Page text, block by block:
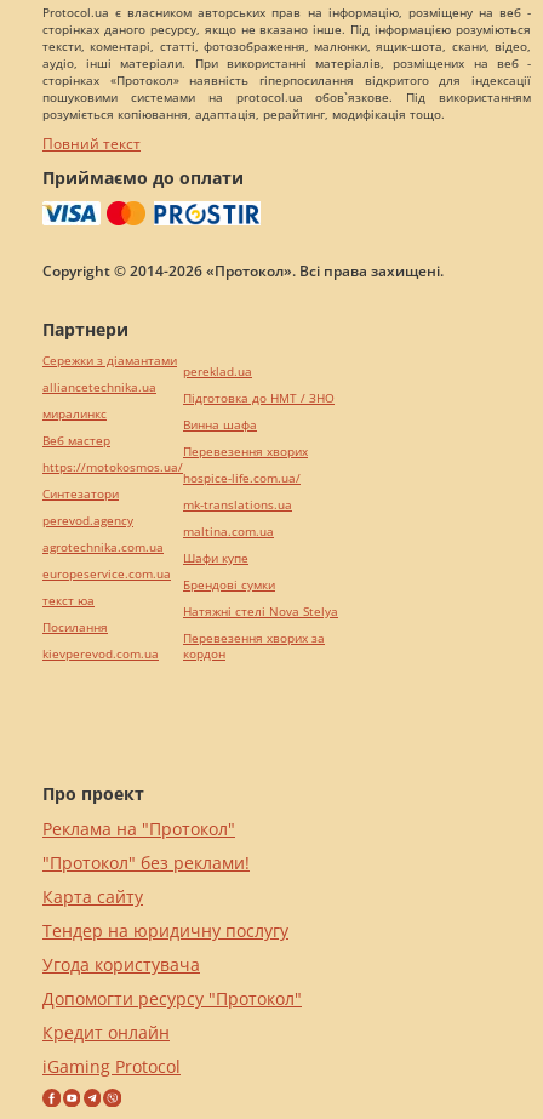
Protocol.ua є власником авторських прав на інформацію, розміщену на веб -
сторінках даного ресурсу, якщо не вказано інше. Під інформацією розуміються
тексти, коментарі, статті, фотозображення, малюнки, ящик-шота, скани, відео,
аудіо, інші матеріали. При використанні матеріалів, розміщених на веб -
сторінках «Протокол» наявність гіперпосилання відкритого для індексації
пошуковими системами на protocol.ua обов`язкове. Під використанням
розуміється копіювання, адаптація, рерайтинг, модифікація тощо.
Повний текст
Приймаємо до оплати
Copyright © 2014-2026 «Протокол». Всі права захищені.
Про проект
Реклама на "Протокол"
"Протокол" без реклами!
Карта сайту
Тендер на юридичну послугу
Угода користувача
Допомогти ресурсу "Протокол"
Кредит онлайн
iGaming Protocol
Партнери
Сережки з діамантами
alliancetechnika.ua
миралинкс
Веб мастер
https://motokosmos.ua/
Синтезатори
perevod.agency
agrotechnika.com.ua
europeservice.com.ua
текст юа
Посилання
kievperevod.com.ua
pereklad.ua
Підготовка до НМТ / ЗНО
Винна шафа
Перевезення хворих
hospice-life.com.ua/
mk-translations.ua
maltina.com.ua
Шафи купе
Брендові сумки
Натяжні стелі Nova Stelya
Перевезення хворих за
кордон